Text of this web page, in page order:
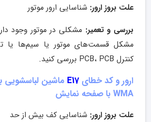
علت بروز ارور: شناسایی ارور موتور
بررسی و تعمیر: مشکلی در موتور وجود
مشکل قسمت‌های موتور یا سیم‌ها یا
کنترل PCB، PCB بررسی کنید.
ارور و کد خطای E17 ماشین لباسشویی
WMA با صفحه نمایش
علت بروز ارور: شناسایی کف بیش از حد